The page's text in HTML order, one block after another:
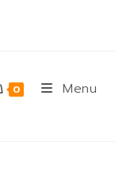
0 Menu